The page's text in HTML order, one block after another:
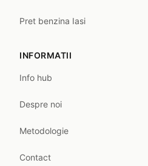
Pret benzina Iasi
INFORMATII
Info hub
Despre noi
Metodologie
Contact